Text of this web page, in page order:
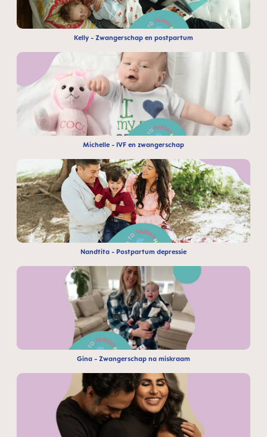
Kelly - Zwangerschap en postpartum
Michelle - IVF en zwangerschap
Nandtita - Postpartum depressie
Gina - Zwangerschap na miskraam